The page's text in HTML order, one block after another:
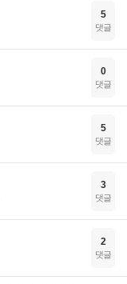
5
댓글
0
댓글
5
댓글
3
댓글
2
댓글